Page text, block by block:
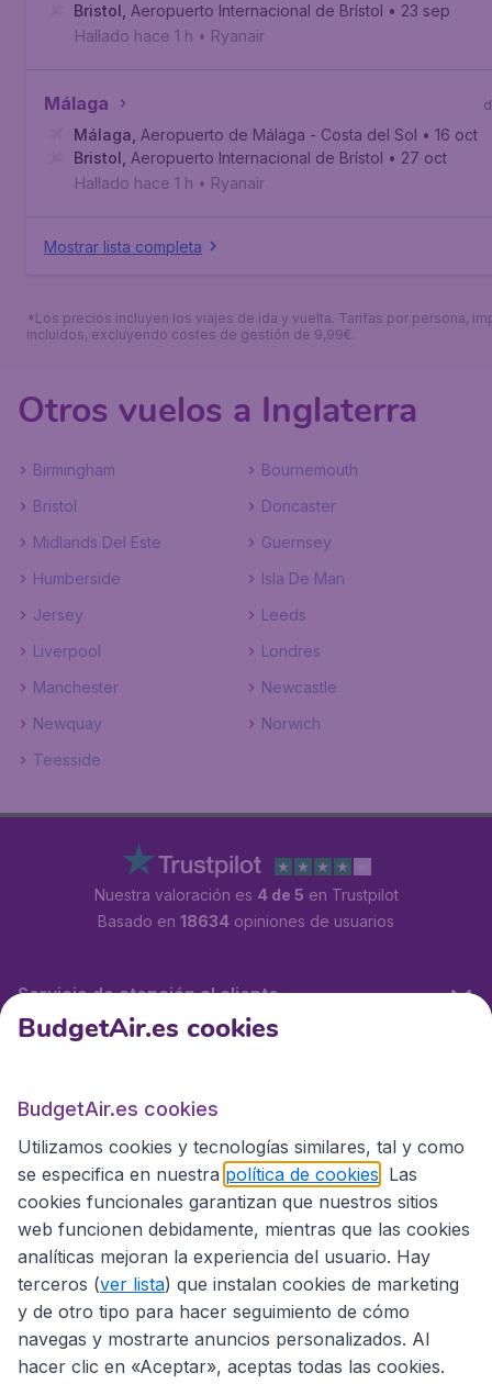
Bristol Aeropuerto Internacional de Brístol • 23 sep
Hallado hace 1 h • Ryanair
Málaga
Málaga Aeropuerto de Málaga - Costa del Sol • 16 oct
Bristol Aeropuerto Internacional de Brístol • 27 oct
Hallado hace 1 h • Ryanair
Mostrar lista completa
*Los precios incluyen los viajes de ida y vuelta. Tarifas por persona,
incluidos, excluyendo costes de gestión de 9,99€.
Otros vuelos a Inglaterra
Birmingham
Bournemouth
Bristol
Doncaster
Midlands Del Este
Guernsey
Humberside
Isla De Man
Jersey
Leeds
Liverpool
Londres
Manchester
Newcastle
Newquay
Norwich
Teesside
Nuestra valoración es 4 de 5 en Trustpilot
Basado en 18634 opiniones de usuarios
Servicio de atención al cliente
Sitios internacionales
BudgetAir.es cookies
BudgetAir.es cookies
Utilizamos cookies y tecnologías similares, tal y como
se especifica en nuestra política de cookies . Las
cookies funcionales garantizan que nuestros sitios
web funcionen debidamente, mientras que las cookies
analíticas mejoran la experiencia del usuario. Hay
terceros (ver lista) que instalan cookies de marketing
y de otro tipo para hacer seguimiento de cómo
navegas y mostrarte anuncios personalizados. Al
hacer clic en «Aceptar», aceptas todas las cookies.